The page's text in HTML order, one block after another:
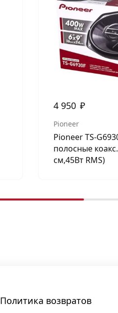
4 950 ₽
Pioneer
Pioneer TS-
полосные
см,45Вт RMS)
Политика возвратов